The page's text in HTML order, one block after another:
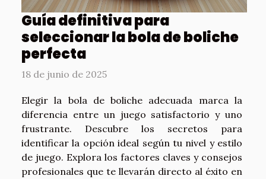
Guía definitiva para
seleccionar la bola de boliche
perfecta
18 de junio de 2025
Elegir la bola de boliche adecuada marca la
diferencia entre un juego satisfactorio y uno
frustrante. Descubre los secretos para
identificar la opción ideal según tu nivel y estilo
de juego. Explora los factores claves y consejos
profesionales que te llevarán directo al éxito en